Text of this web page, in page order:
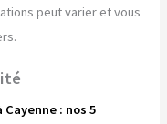
peut varier et vous
: nos 5